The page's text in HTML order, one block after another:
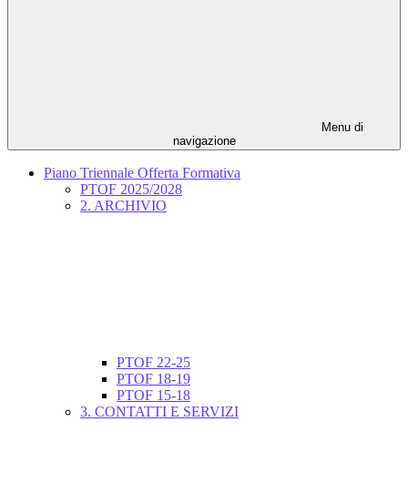
Menu di
navigazione
Piano Triennale Offerta Formativa
PTOF 2025/2028
2. ARCHIVIO
PTOF 22-25
PTOF 18-19
PTOF 15-18
3. CONTATTI E SERVIZI